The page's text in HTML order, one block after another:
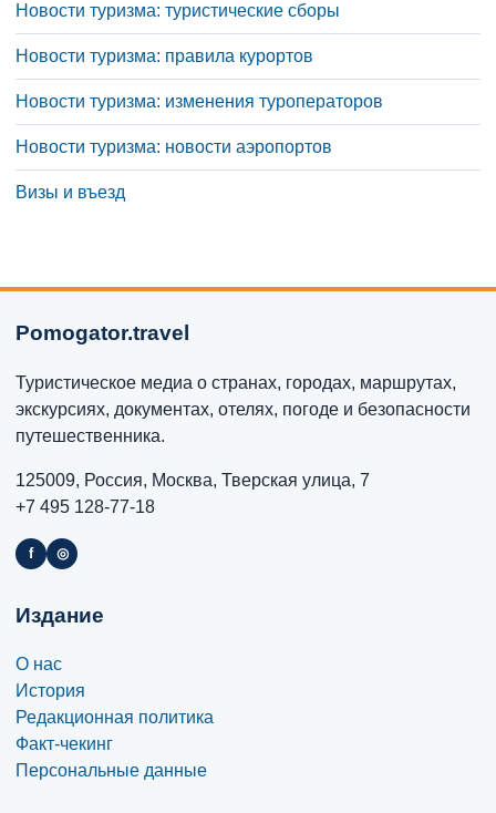
Новости туризма: туристические сборы
Новости туризма: правила курортов
Новости туризма: изменения туроператоров
Новости туризма: новости аэропортов
Визы и въезд
Pomogator.travel
Туристическое медиа о странах, городах, маршрутах,
экскурсиях, документах, отелях, погоде и безопасности
путешественника.
125009, Россия, Москва, Тверская улица, 7
+7 495 128-77-18
f ◎
Издание
О нас
История
Редакционная политика
Факт-чекинг
Персональные данные